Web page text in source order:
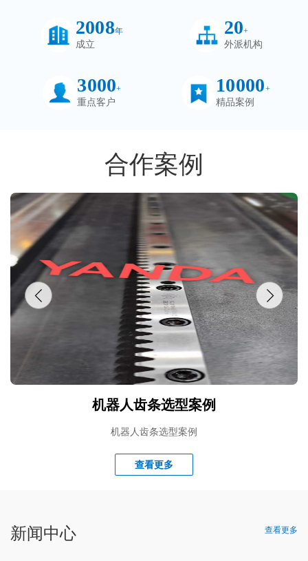
2008年
成立
20+
外派机构
3000+
重点客户
10000+
精品案例
合作案例
机器人齿条选型案例
机器人齿条选型案例
查看更多
新闻中心 查看更多